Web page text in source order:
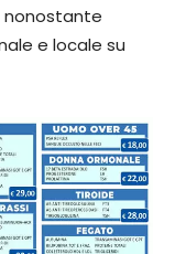
nonostante
e locale su